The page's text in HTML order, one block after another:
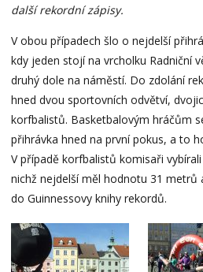
další rekordní zápisy.
V obou případech šlo o nejdelší
kdy jeden stojí na vrcholku Radniční
druhý dole na náměstí. Do zdolání
hned dvou sportovních odvětví,
korfbalistů. Basketbalovým hráčům
přihrávka hned na první pokus, a to
V případě korfbalistů komisaři
nichž nejdelší měl hodnotu 31 metrů
do Guinnessovy knihy rekordů.